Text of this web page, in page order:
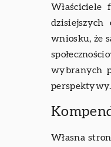
wniosku, że
wybranych
perspektywy.
Własna